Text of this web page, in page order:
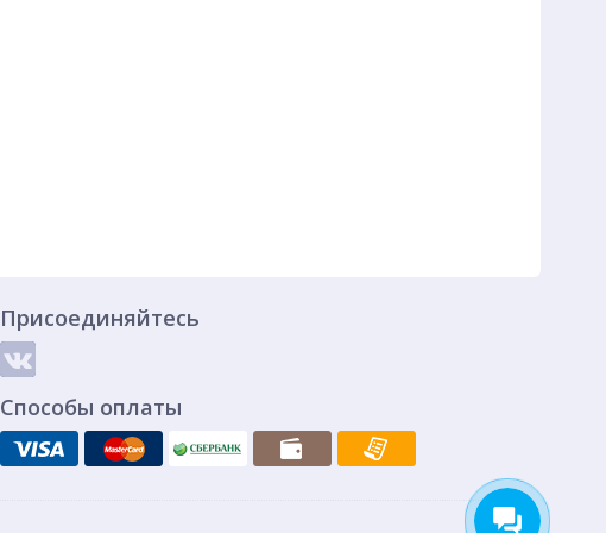
Присоединяйтесь
Способы оплаты